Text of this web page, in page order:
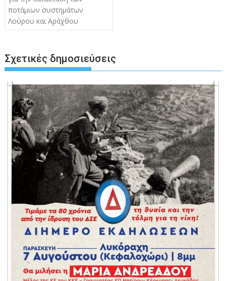
ποτάμιων συστημάτων
Λούρου και Αράχθου
Σχετικές δημοσιεύσεις